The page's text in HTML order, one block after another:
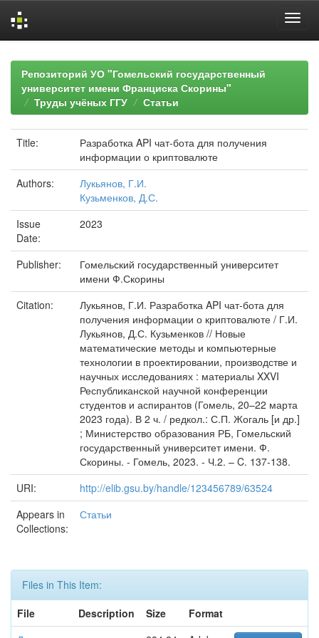
navigationРепозиторий УО "Гомельский государственный
университет имени Франциска Скорины"
Труды учёных ГГУ
Статьи
Title:
Разработка API чат-бота для получения
информации о криптовалюте
Authors:
Лукьянов, Г.И.
Кузьменков, Д.С.
Issue
Date:
2023
Publisher:
Гомельский государственный университет
имени Ф.Скорины
Citation:
Лукьянов, Г.И. Разработка API чат-бота для
получения информации о криптовалюте / Г.И.
Лукьянов, Д.С. Кузьменков // Новые
математические методы и компьютерные
технологии в проектировании, производстве и
научных исследованиях : материалы XXVI
Республиканской научной конференции
студентов и аспирантов (Гомель, 20–22 марта
2023 года). В 2 ч. / редкол.: С.П. Жогаль [и др.]
; Министерство образования РБ, Гомельский
государственный университет имени. Ф.
Скорины. - Гомель, 2023. - Ч.2. – C. 137-138.
URI:
http://elib.gsu.by/handle/123456789/63524
Appears in
Collections:
Статьи
Files in This Item:
File
Description Size
Format